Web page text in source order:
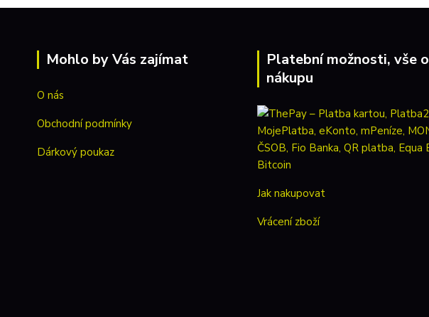
Mohlo by Vás zajímat
O nás
Obchodní podmínky
Dárkový poukaz
Platební možnosti, vše o
nákupu
Jak nakupovat
Vrácení zboží